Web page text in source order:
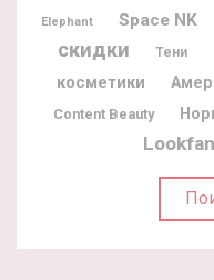
Elephant Space NK
скидки
Тени
косметики
Content Beauty